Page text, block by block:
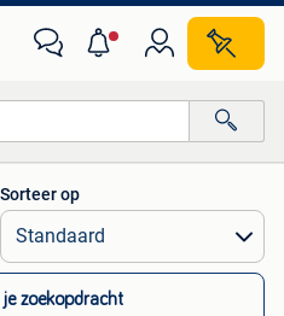
Sorteer op
je zoekopdracht